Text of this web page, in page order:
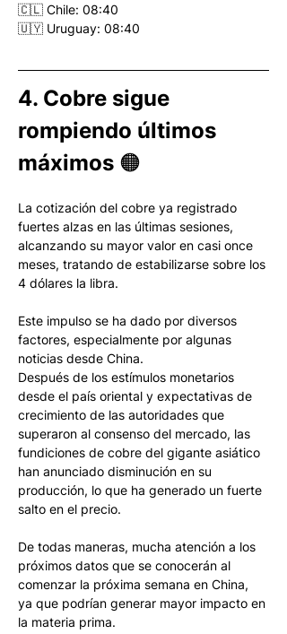
🇨🇱 Chile: 08:40
🇺🇾 Uruguay: 08:40
4. Cobre sigue
rompiendo últimos
máximos 🟠
La cotización del cobre ya registrado
fuertes alzas en las últimas sesiones,
alcanzando su mayor valor en casi once
meses, tratando de estabilizarse sobre los
4 dólares la libra.
Este impulso se ha dado por diversos
factores, especialmente por algunas
noticias desde China.
Después de los estímulos monetarios
desde el país oriental y expectativas de
crecimiento de las autoridades que
superaron al consenso del mercado, las
fundiciones de cobre del gigante asiático
han anunciado disminución en su
producción, lo que ha generado un fuerte
salto en el precio.
De todas maneras, mucha atención a los
próximos datos que se conocerán al
comenzar la próxima semana en China,
ya que podrían generar mayor impacto en
la materia prima.